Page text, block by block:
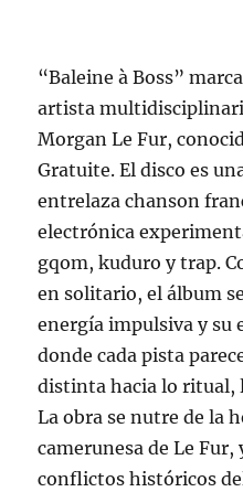
“Baleine à Boss”
artista
Morgan Le Fur,
Gratuite. El disco es
entrelaza chanson
electrónica
gqom, kuduro y trap.
en solitario, el álbum
energía impulsiva y su
donde cada pista
distinta hacia lo
La obra se nutre de la
camerunesa de Le Fur,
conflictos históricos